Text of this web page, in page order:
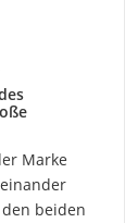
Marke
beiden